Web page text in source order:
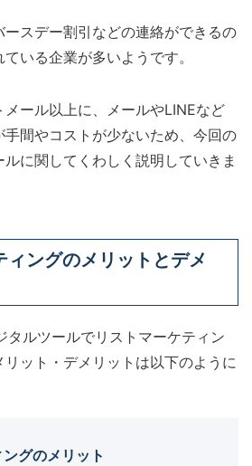
スデー割引などの連絡ができるの
いる企業が多いようです。
ール以上に、メールやLINEなど
間やコストが少ないため、今回の
に関してくわしく説明していきま
ィングのメリットとデメ
タルツールでリストマーケティン
ット・デメリットは以下のように
グのメリット